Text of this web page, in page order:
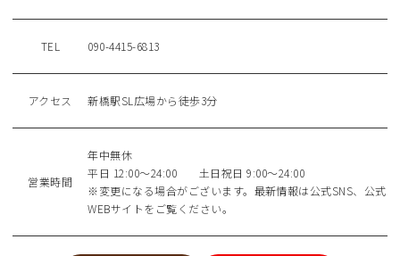
TEL 090-4415-6813
アクセス 新橋駅SL広場から徒歩3分
営業時間
年中無休
平日 12:00～24:00 土日祝日 9:00～24:00
※変更になる場合がございます。最新情報は公式SNS、公式
WEBサイトをご覧ください。